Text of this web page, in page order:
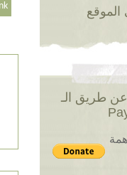
عن طريق الـ